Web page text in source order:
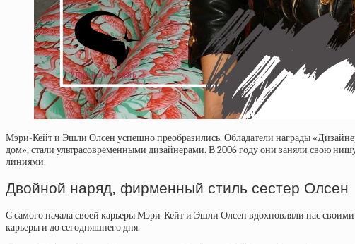
Мэри-Кейт и Эшли Олсен успешно преобразились. Обладатели награды
дом», стали ультрасовременными дизайнерами. В 2006 году они заняли свою
линиями.
Двойной наряд, фирменный стиль сестер Олсен
С самого начала своей карьеры Мэри-Кейт и Эшли Олсен вдохновляли нас
карьеры и до сегодняшнего дня.